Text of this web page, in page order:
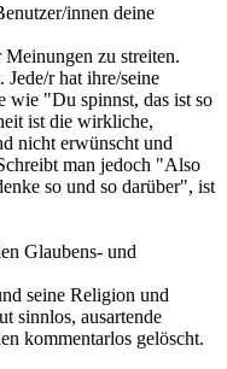
innen deine
zu streiten.
r hat ihre/seine
wie "Du spinnst, das ist so
ist die wirkliche,
nicht erwünscht und
man jedoch "Also
so und so darüber", ist
Glaubens- und
seine Religion und
sinnlos, ausartende
kommentarlos gelöscht.